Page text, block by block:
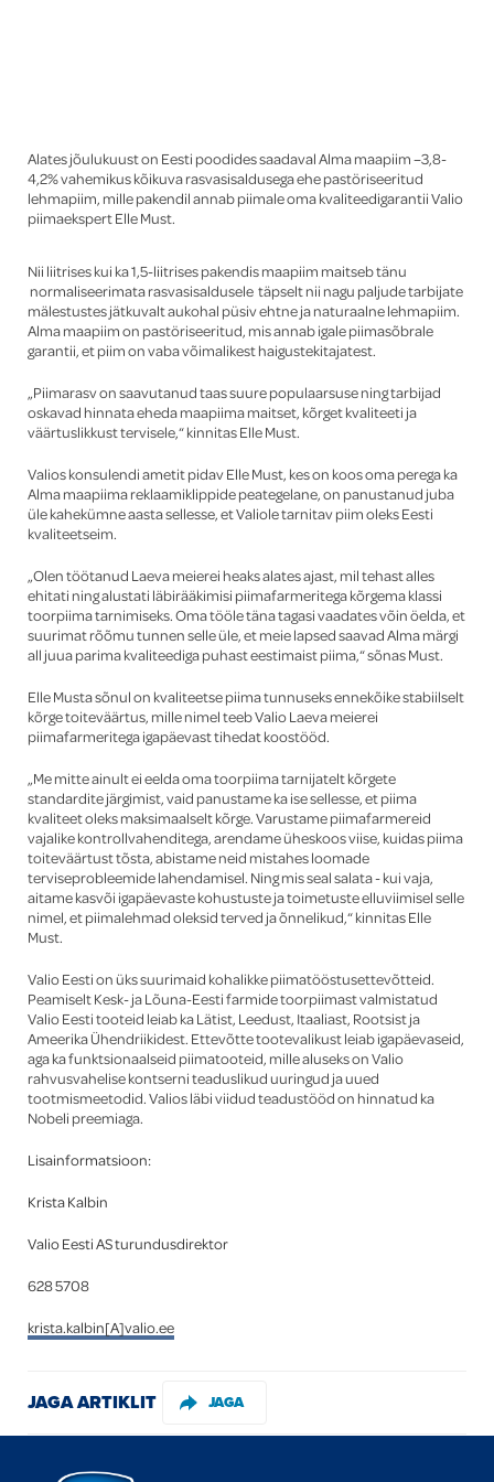
Alates jõulukuust on Eesti poodides saadaval Alma maapiim –3,8-
4,2% vahemikus kõikuva rasvasisaldusega ehe pastöriseeritud
lehmapiim, mille pakendil annab piimale oma kvaliteedigarantii Valio
piimaekspert Elle Must.
Nii liitrises kui ka 1,5-liitrises pakendis maapiim maitseb tänu
normaliseerimata rasvasisaldusele täpselt nii nagu paljude tarbijate
mälestustes jätkuvalt aukohal püsiv ehtne ja naturaalne lehmapiim.
Alma maapiim on pastöriseeritud, mis annab igale piimasõbrale
garantii, et piim on vaba võimalikest haigustekitajatest.
„Piimarasv on saavutanud taas suure populaarsuse ning tarbijad
oskavad hinnata eheda maapiima maitset, kõrget kvaliteeti ja
väärtuslikkust tervisele,“ kinnitas Elle Must.
Valios konsulendi ametit pidav Elle Must, kes on koos oma perega ka
Alma maapiima reklaamiklippide peategelane, on panustanud juba
üle kahekümne aasta sellesse, et Valiole tarnitav piim oleks Eesti
kvaliteetseim.
„Olen töötanud Laeva meierei heaks alates ajast, mil tehast alles
ehitati ning alustati läbirääkimisi piimafarmeritega kõrgema klassi
toorpiima tarnimiseks. Oma tööle täna tagasi vaadates võin öelda, et
suurimat rõõmu tunnen selle üle, et meie lapsed saavad Alma märgi
all juua parima kvaliteediga puhast eestimaist piima,“ sõnas Must.
Elle Musta sõnul on kvaliteetse piima tunnuseks ennekõike stabiilselt
kõrge toiteväärtus, mille nimel teeb Valio Laeva meierei
piimafarmeritega igapäevast tihedat koostööd.
„Me mitte ainult ei eelda oma toorpiima tarnijatelt kõrgete
standardite järgimist, vaid panustame ka ise sellesse, et piima
kvaliteet oleks maksimaalselt kõrge. Varustame piimafarmereid
vajalike kontrollvahenditega, arendame üheskoos viise, kuidas piima
toiteväärtust tõsta, abistame neid mistahes loomade
terviseprobleemide lahendamisel. Ning mis seal salata - kui vaja,
aitame kasvõi igapäevaste kohustuste ja toimetuste elluviimisel selle
nimel, et piimalehmad oleksidterved ja õnnelikud,“ kinnitas Elle
Must.
Valio Eesti on üks suurimaid kohalikke piimatööstusettevõtteid.
Peamiselt Kesk- ja Lõuna-Eesti farmide toorpiimast valmistatud
Valio Eesti tooteid leiab ka Lätist, Leedust, Itaaliast, Rootsist ja
Ameerika Ühendriikidest. Ettevõtte tootevalikust leiab igapäevaseid,
aga ka funktsionaalseid piimatooteid, mille aluseks on Valio
rahvusvahelise kontserni teaduslikud uuringud ja uued
tootmismeetodid. Valios läbi viidud teadustööd on hinnatud ka
Nobeli preemiaga.
Lisainformatsioon:
Krista Kalbin
Valio Eesti AS turundusdirektor
628 5708
krista.kalbin[A]valio.ee
JAGA ARTIKLIT JAGA